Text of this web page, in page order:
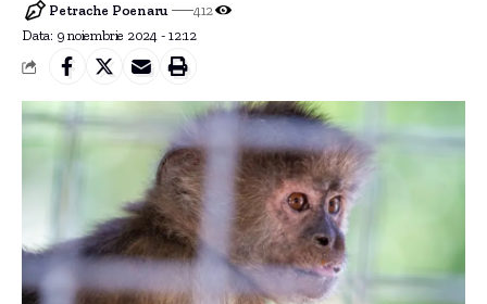
Data: 9 noiembrie 2024 - 12:12
Petrache Poenaru 412